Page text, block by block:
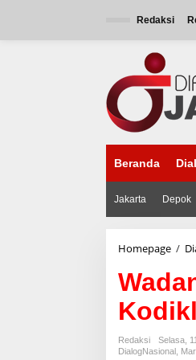
Redaksi
Beranda
Jakarta Depok
Homepage /
Redaksi
Selasa,
DialogNasional